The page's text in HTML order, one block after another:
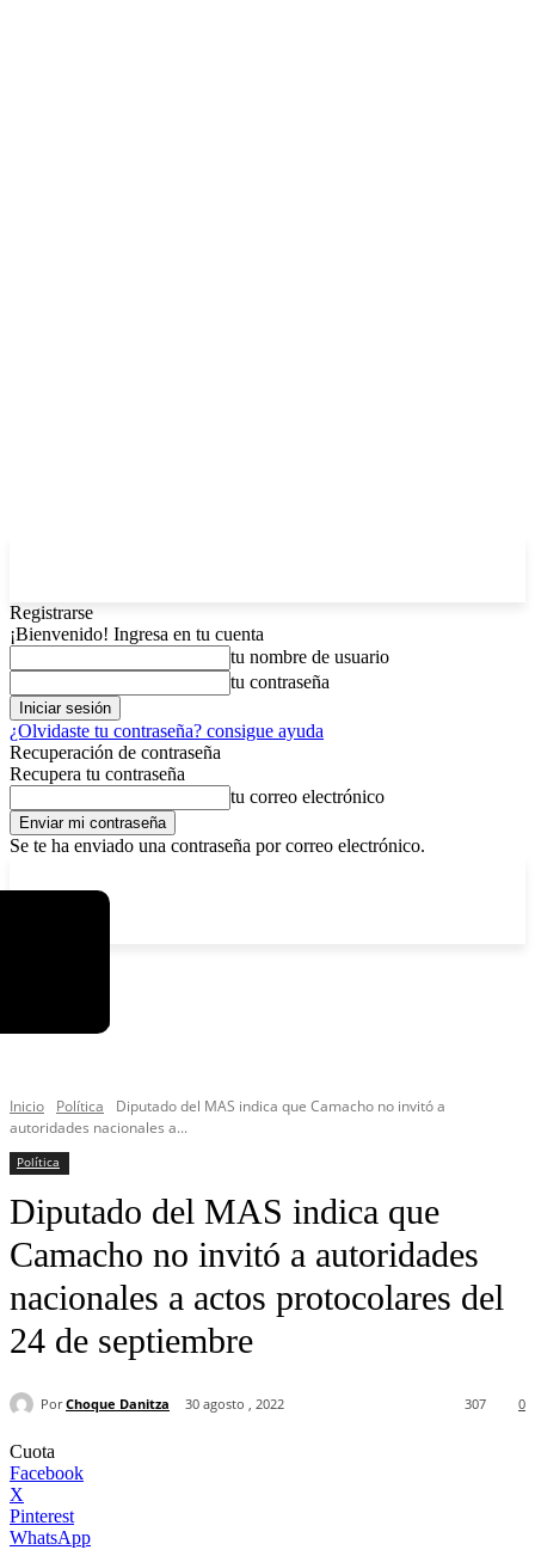
Registrarse
¡Bienvenido! Ingresa en tu cuenta
tu nombre de usuario
tu contraseña
¿Olvidaste tu contraseña? consigue ayuda
Recuperación de contraseña
Recupera tu contraseña
tu correo electrónico
Se te ha enviado una contraseña por correo electrónico.
Inicio Política
Diputado del MAS indica que Camacho no invitó a
autoridades nacionales a...
Política
Diputado del MAS indica que
Camacho no invitó a autoridades
nacionales a actos protocolares del
24 de septiembre
Por Choque Danitza 30 agosto , 2022 0
307
Cuota
Facebook
X
Pinterest
WhatsApp